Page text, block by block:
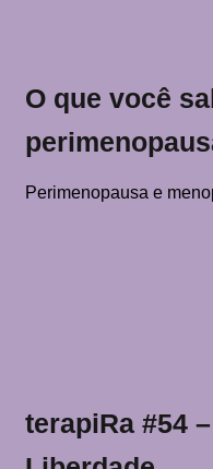
O que você
Perimenopausa e
terapiRa #54